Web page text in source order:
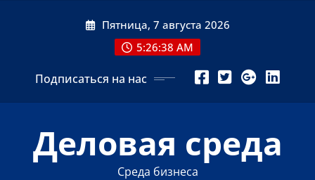
Пятница, 7 августа 2026
5:26:39 AM
Подписаться на нас
Деловая среда
Среда бизнеса